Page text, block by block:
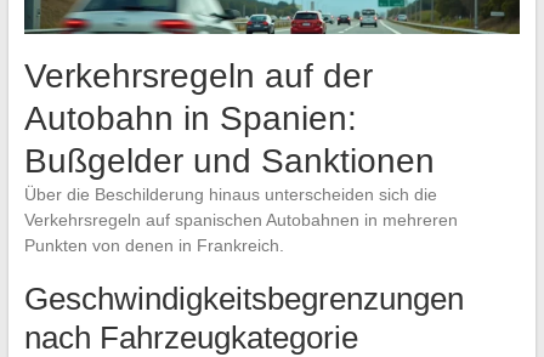
Verkehrsregeln auf der
Autobahn in Spanien:
Bußgelder und Sanktionen
Über die Beschilderung hinaus unterscheiden sich die
Verkehrsregeln auf spanischen Autobahnen in mehreren
Punkten von denen in Frankreich.
Geschwindigkeitsbegrenzungen
nach Fahrzeugkategorie